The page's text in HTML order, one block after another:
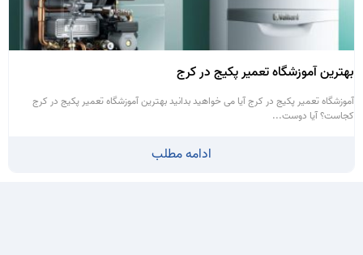
بهترین آموزشگاه تعمیر پکیج در کرج
آموزشگاه تعمیر پکیج در کرج آیا می خواهید بدانید بهترین آموزشگاه تعمیر پکیج در کرج
کجاست؟ آیا دوست...
ادامه مطلب